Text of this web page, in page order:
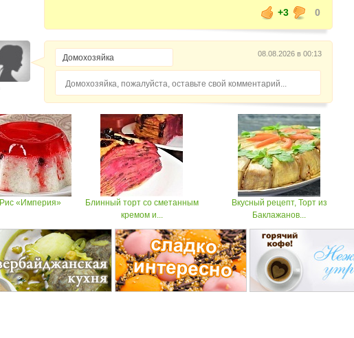
+3
0
08.08.2026 в 00:13
Домохозяйка, пожалуйста, оставьте свой комментарий...
Рис «Империя»
Блинный торт со сметанным
кремом и...
Вкусный рецепт, Торт из
Баклажанов...